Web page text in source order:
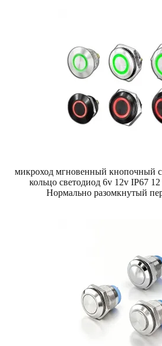
микроход мгновенный кнопочный
кольцо светодиод 6v 12v IP67
Нормально разомкнутый